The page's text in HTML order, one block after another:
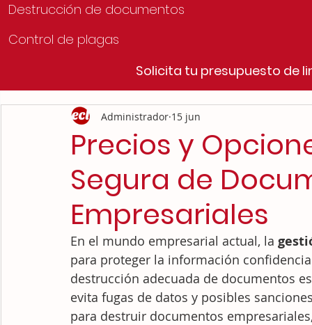
Destrucción de documentos
Control de plagas
Solicita tu presupuesto de
Precios y
Segura de
Empresariales
Administrador 15 jun
En el mundo empresarial actual, la
para proteger la información
destrucción adecuada de documentos
evita fugas de datos y posibles
para destruir documentos